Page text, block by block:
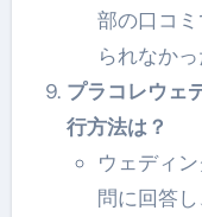
部の口コ
られなか
プラコレウェ
行方法は？
ウェディ
問に回答